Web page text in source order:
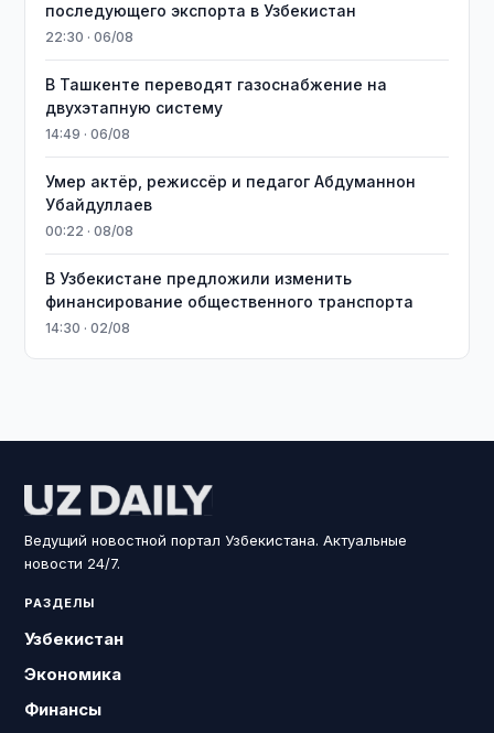
последующего экспорта в Узбекистан
22:30 · 06/08
В Ташкенте переводят газоснабжение на
двухэтапную систему
14:49 · 06/08
Умер актёр, режиссёр и педагог Абдуманнон
Убайдуллаев
00:22 · 08/08
В Узбекистане предложили изменить
финансирование общественного транспорта
14:30 · 02/08
Ведущий новостной портал Узбекистана. Актуальные
новости 24/7.
РАЗДЕЛЫ
Узбекистан
Экономика
Финансы